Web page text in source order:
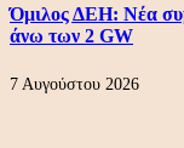
Όμιλος ΔΕΗ: Νέα
άνω των 2 GW
7 Αυγούστου 2026